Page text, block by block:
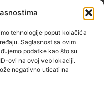
tehnologije poput kolačića
Saglasnost sa ovim
podatke kao što su
ovi na ovoj veb lokaciji.
negativno uticati na
72000 ZENICA